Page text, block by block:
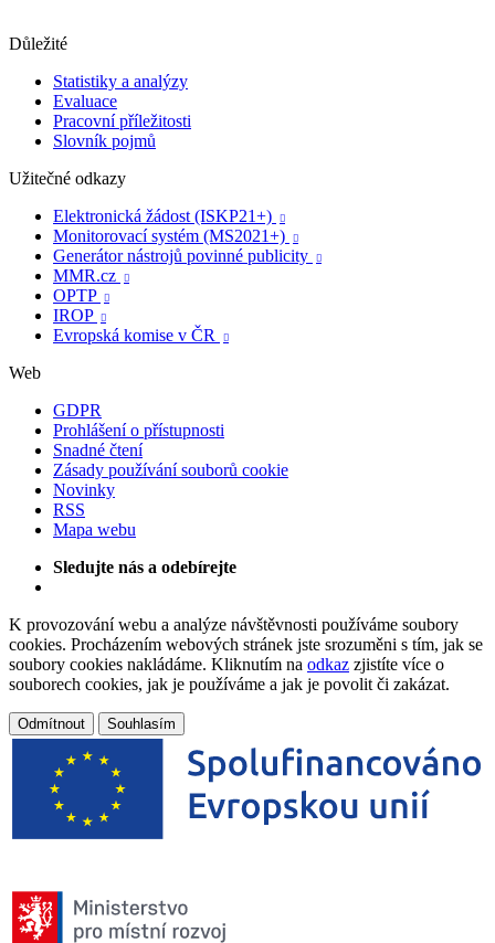
Důležité
Statistiky a analýzy
Evaluace
Pracovní příležitosti
Slovník pojmů
Užitečné odkazy
Elektronická žádost (ISKP21+)

Monitorovací systém (MS2021+) 
Generátor nástrojů povinné publicity 
MMR.cz 
OPTP 
IROP 
Evropská komise v ČR 
Web
GDPR
Prohlášení o přístupnosti
Snadné čtení
Zásady používání souborů cookie
Novinky
RSS
Mapa webu
Sledujte nás a odebírejte
K provozování webu a analýze návštěvnosti používáme soubory
cookies. Procházením webových stránek jste srozuměni s tím, jak se
soubory cookies nakládáme. Kliknutím na odkaz zjistíte více o
souborech cookies, jak je používáme a jak je povolit či zakázat.
Odmítnout Souhlasím